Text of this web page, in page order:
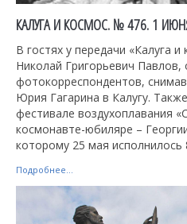
КАЛУГА И КОСМОС. № 476. 1
В гостях у передачи «Калуга
Николай Григорьевич Павлов,
фотокорреспондентов,
Юрия Гагарина в Калугу.
фестивале воздухоплавания
космонавте-юбиляре –
которому 25 мая исполнилось
Подробнее...